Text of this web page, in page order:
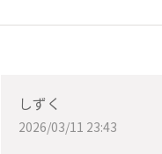
しずく
2026/03/11 23:43